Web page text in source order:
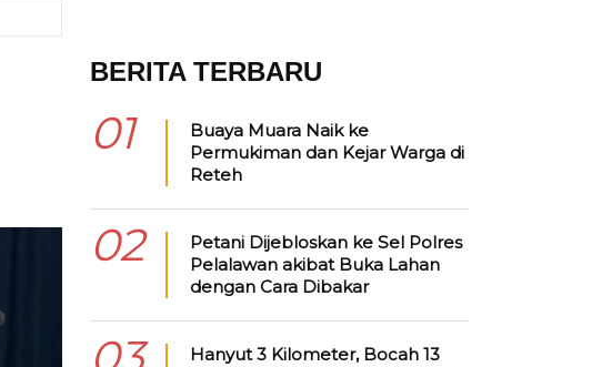
BERITA TERBARU
01
Buaya Muara Naik ke
Permukiman dan Kejar Warga di
Reteh
02
Petani Dijebloskan ke Sel Polres
Pelalawan akibat Buka Lahan
dengan Cara Dibakar
Hanyut 3 Kilometer, Bocah 13